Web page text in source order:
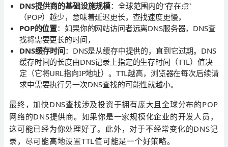
DNS提供商的基础设施规模：全球范围内的“存在点”
（POP）越少，意味着延迟更长，查找速度更慢，
POP的位置：如果你的网站访问者远离DNS服务器，DNS查
找将需要更长的时间，
DNS缓存时间：DNS是从缓存中提供的，直到它过期。DNS
缓存时间的长度由DNS记录上指定的生存时间（TTL）值决
定（它将URL指向IP地址）。TTL越高，浏览器在每次后续请
求中需要执行另一次DNS查找的可能性就越小。
最终，加快DNS查找涉及投资于拥有庞大且全球分布的POP
网络的DNS提供商。如果你是一家规模化企业的开发人员，
这可能已经为你处理好了。此外，对于不经常变化的DNS记
录，尽可能高地设置TTL值可能是一个好策略。